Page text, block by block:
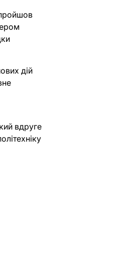
дій
вдруге